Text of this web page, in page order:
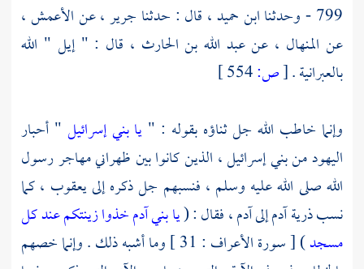
799 - وحدثنا
ابن حميد ، قال : حدثنا جرير ،عنالأعمش ،
عن المنهال ، عنعبد الله بن الحارث ، قال : " إيل " الله
بالعبرانية .[ص:
وإنما خاطب الله جل ثناؤه بقوله : " يا بني إسرائيل " أحبار
اليهود من بني إسرائيل ، الذين كانوا بين ظهراني مهاجر رسول
الله صلى الله عليه وسلم ، فنسبهم جل ذكره إلىيعقوب ،كما
نسب ذريةآدمإلىآدم ،فقال : (يا بني آدم خذوا زينتكم عند كل
مسجد
) [ سورة الأعراف : 31 ] وما أشبه ذلك . وإنما خصهم